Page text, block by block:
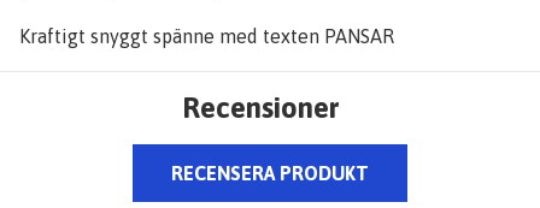
Kraftigt snyggt spänne med texten PANSAR
Recensioner
RECENSERA PRODUKT